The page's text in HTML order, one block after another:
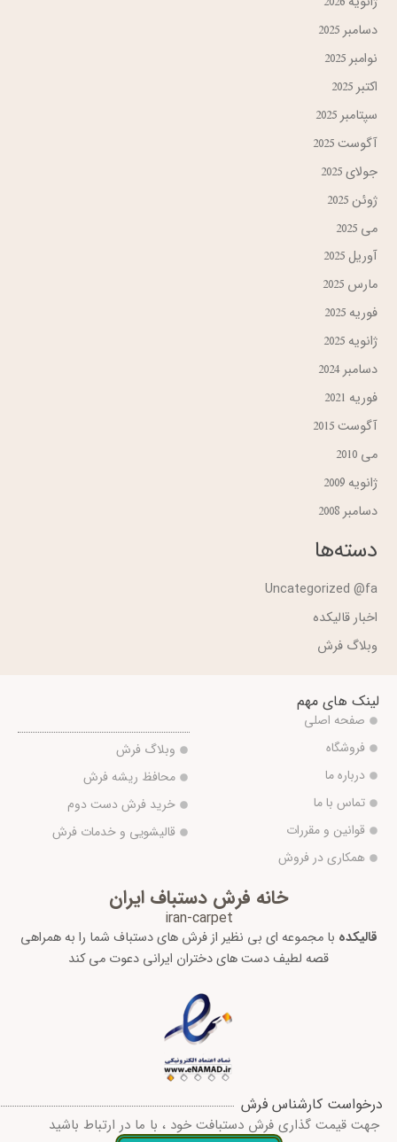
دسامبر 2025
نوامبر 2025
اکتبر 2025
سپتامبر 2025
آگوست 2025
جولای 2025
ژوئن 2025
می 2025
آوریل 2025
مارس 2025
فوریه 2025
ژانویه 2025
دسامبر 2024
فوریه 2021
آگوست 2015
می 2010
ژانویه 2009
دسامبر 2008
دسته‌ها
Uncategorized @fa
اخبار قالیکده
وبلاگ فرش
لینک های مهم
صفحه اصلی
فروشگاه
درباره ما
تماس با ما
قوانین و مقررات
همکاری در فروش
وبلاگ فرش
محافظ ریشه فرش
خرید فرش دست دوم
قالیشویی و خدمات فرش
خانه فرش دستباف ایران
iran-carpet
قالیکده با مجموعه ای بی نظیر از فرش های دستباف شما را به همراهی
قصه لطیف دست های دختران ایرانی دعوت می کند
درخواست کارشناس فرش
جهت قیمت گذاری فرش دستبافت خود ، با ما در ارتباط باشید